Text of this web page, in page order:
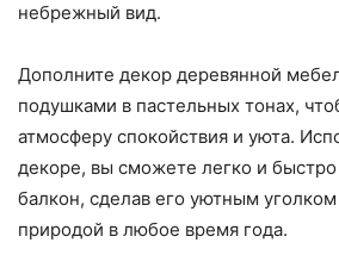
небрежный вид.
Дополните декор деревянной
подушками в пастельных тонах,
атмосферу спокойствия и уюта.
декоре, вы сможете легко и быстро
балкон, сделав его уютным
природой в любое время года.